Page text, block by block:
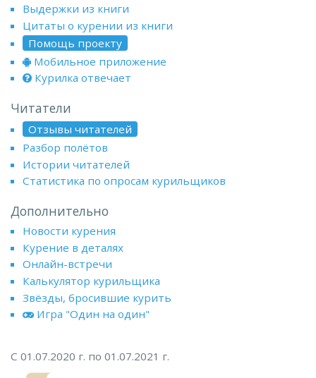
Выдержки из книги
Цитаты о курении из книги
Помощь проекту
Мобильное приложение
Курилка отвечает
Читатели
Отзывы читателей
Разбор полётов
Истории читателей
Статистика по опросам курильщиков
Дополнительно
Новости курения
Курение в деталях
Онлайн-встречи
Калькулятор курильщика
Звёзды, бросившие курить
Игра "Один на один"
С 01.07.2020 г. по 01.07.2021 г.